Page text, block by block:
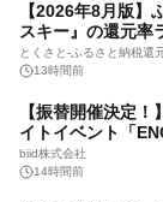
海外販路とイン
島アドベンチャー
「LINKTIVITY」シ
ジョイポート淡路島株式
11時間前
都市型マンショ
市場評価をデータ
好立地、開発思想
マンションリサーチ株式会
11時間前
in静岡パルコ』
株式会社ニジゲンノモリ
12時間前
GiGO、アミュー
株式会社GENDA GiGO
13時間前
【茨城県鉾田市】
【2026年8月版】
スキー』の還元率
とくさと-ふるさと納税還
13時間前
【振替開催決定
イトイベント「
NIGHT 2026」8月
ート！
biid株式会社
14時間前